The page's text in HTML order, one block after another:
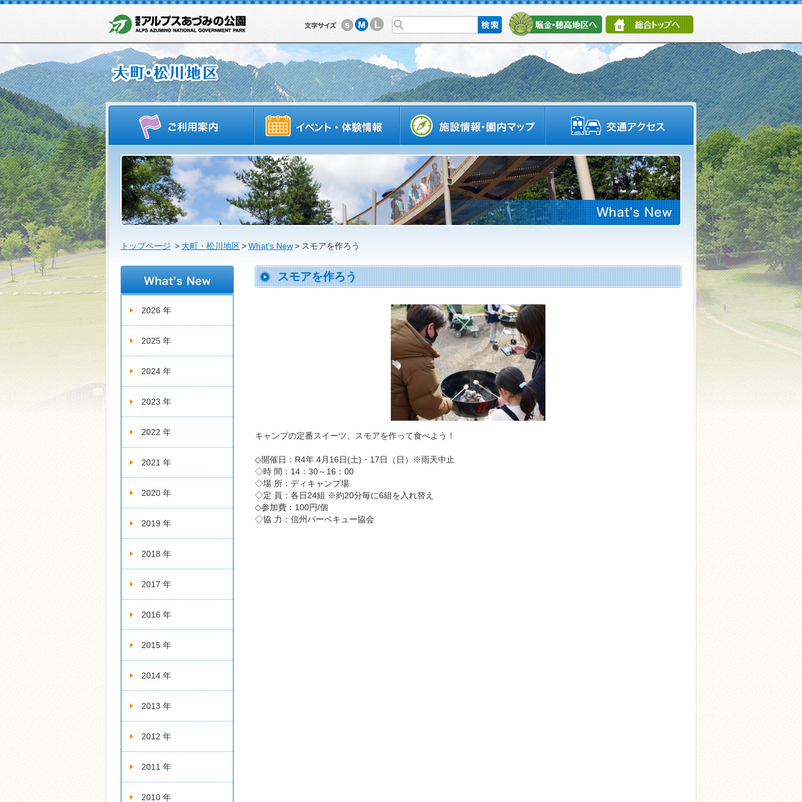
S M
堀金・穂高地区へ
交通アクセス
トップページ > 大町・松川地区>What's New> スモアを作ろう
スモアを作ろう
キャンプの定番スイーツ、スモアを作って食べよう！
◇開催日：R4年 4月16日(土)・17日（日）※雨天中止
◇時 間：14：30～16：00
◇場 所：ディキャンプ場
◇定 員：各日24組 ※約20分毎に6組を入れ替え
◇参加費：100円/個
◇協 力：信州バーベキュー協会
新着情報
2026 年
2025 年
2024 年
2023 年
2022 年
2021 年
2020 年
2019 年
2018 年
2017 年
2016 年
2015 年
2014 年
2013 年
2012 年
2011 年
2010 年